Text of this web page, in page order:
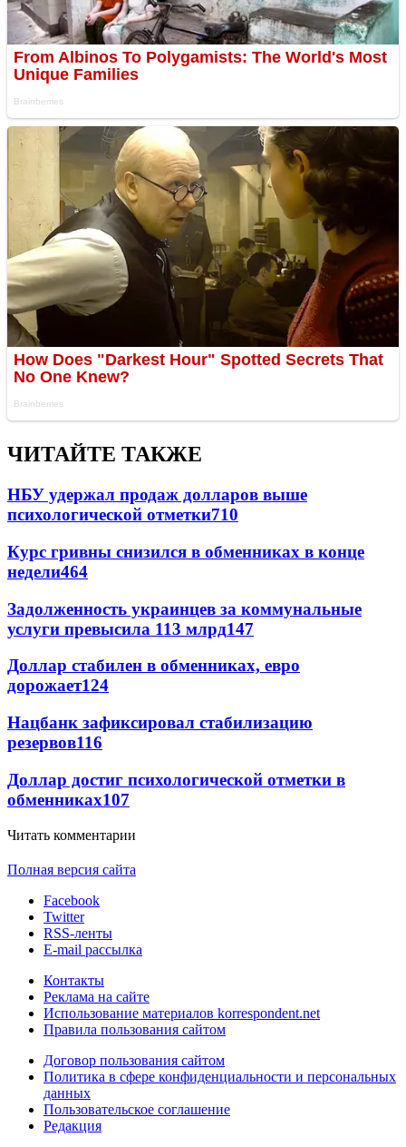
ЧИТАЙТЕ ТАКЖЕ
НБУ удержал продаж долларов выше
психологической отметки710
Курс гривны снизился в обменниках в конце
недели464
Задолженность украинцев за коммунальные
услуги превысила 113 млрд147
Доллар стабилен в обменниках, евро
дорожает124
Нацбанк зафиксировал стабилизацию
резервов116
Доллар достиг психологической отметки в
обменниках107
Читать комментарии
Полная версия сайта
Facebook
Twitter
RSS-ленты
E-mail рассылка
Контакты
Реклама на сайте
Использование материалов korrespondent.net
Правила пользования сайтом
Договор пользования сайтом
Политика в сфере конфиденциальности и персональных
данных
Пользовательское соглашение
Редакция